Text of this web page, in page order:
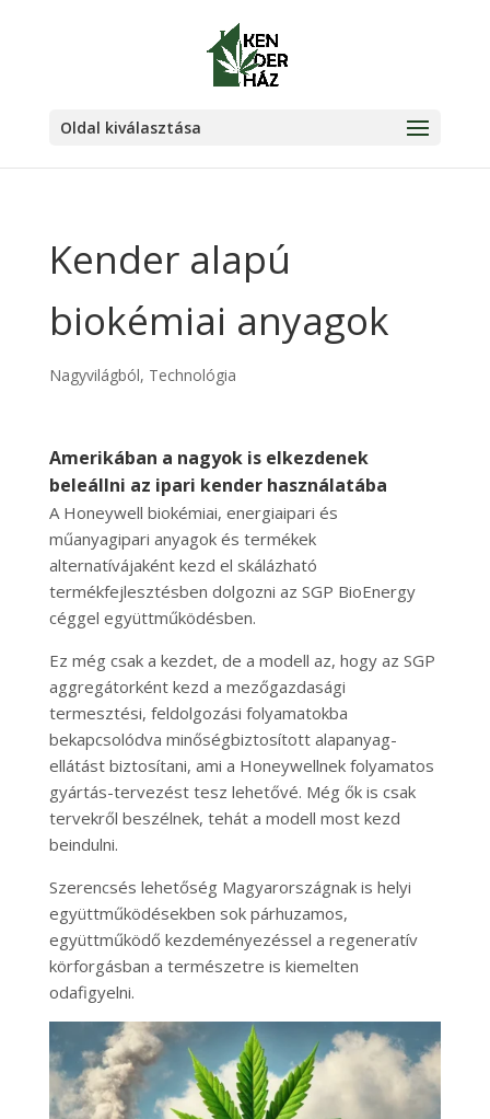
Oldal kiválasztása
Kender alapú
biokémiai anyagok
Nagyvilágból, Technológia
Amerikában a nagyok is elkezdenek
beleállni az ipari kender használatába
A Honeywell biokémiai, energiaipari és
műanyagipari anyagok és termékek
alternatívájaként kezd el skálázható
termékfejlesztésben dolgozni az SGP BioEnergy
céggel együttműködésben.
Ez még csak a kezdet, de a modell az, hogy az SGP
aggregátorként kezd a mezőgazdasági
termesztési, feldolgozási folyamatokba
bekapcsolódva minőségbiztosított alapanyag-
ellátást biztosítani, ami a Honeywellnek folyamatos
gyártás-tervezést tesz lehetővé. Még ők is csak
tervekről beszélnek, tehát a modell most kezd
beindulni.
Szerencsés lehetőség Magyarországnak is helyi
együttműködésekben sok párhuzamos,
együttműködő kezdeményezéssel a regeneratív
körforgásban a természetre is kiemelten
odafigyelni.